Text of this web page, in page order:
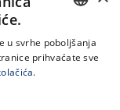
CROATIAN
u svrhe poboljšanja
prihvaćate sve